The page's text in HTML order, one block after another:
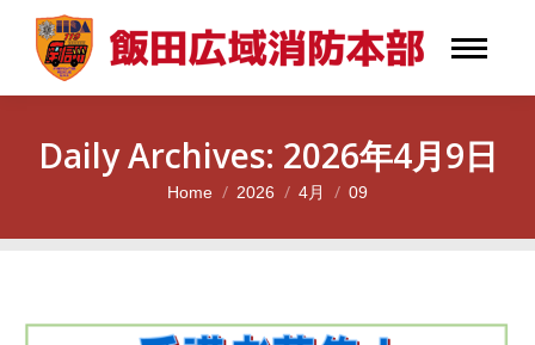
Daily Archives: 2026年4月9日
You are here:
Home 2026 4月 09